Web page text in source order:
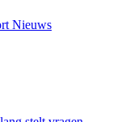
Nieuws